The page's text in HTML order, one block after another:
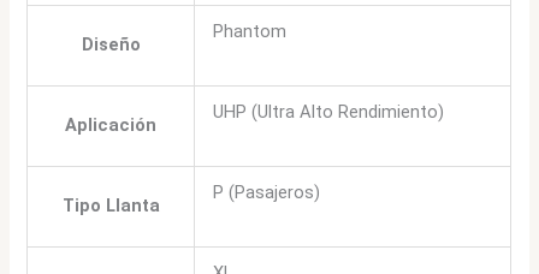
Diseño
Phantom
Aplicación
UHP (Ultra Alto Rendimiento)
Tipo Llanta
P (Pasajeros)